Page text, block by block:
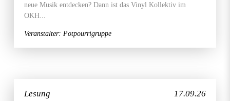
neue Musik entdecken? Dann ist das Vinyl Kollektiv im
OKH...
Veranstalter: Potpourrigruppe
17.09.26
Lesung